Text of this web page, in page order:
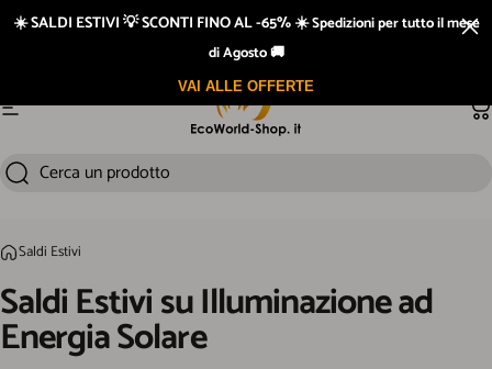
Vai direttamente ai contenuti
Spedizione rapida 24/48h e GRATIS sopra i €109 di spesa
Navigazione del sito
CercaCerca un prodotto
HomeSaldi Estivi
SaldiEstivisuIlluminazionead
EnergiaSolare
☀️ SALDI ESTIVI 💡 SCONTI FINO AL -65% ☀️Spedizioni per tutto il mese
di Agosto 🚚
VAI ALLE OFFERTE